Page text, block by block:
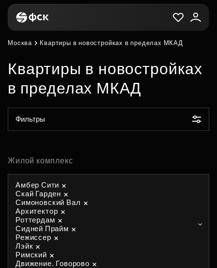
Москва Квартиры в новостройках в пределах МКАД
Квартиры в новостройках
в пределах МКАД
Фильтры
Жилой комплекс
Амбер Сити
Скай Гарден
Симоновский Вал
Архитектор
Роттердам
Сидней Прайм
Режиссер
Лэйк
Римский
Движение. Говорово